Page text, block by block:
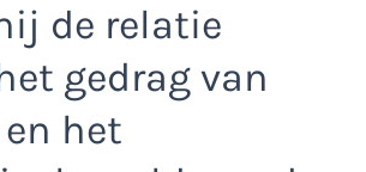
de relatie
gedrag van
het